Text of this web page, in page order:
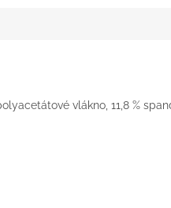
vlákno, 11,8 %